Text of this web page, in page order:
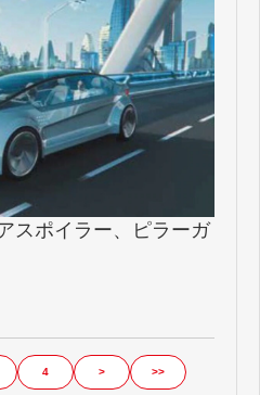
スポイラー、ピラーガ
4 > >>